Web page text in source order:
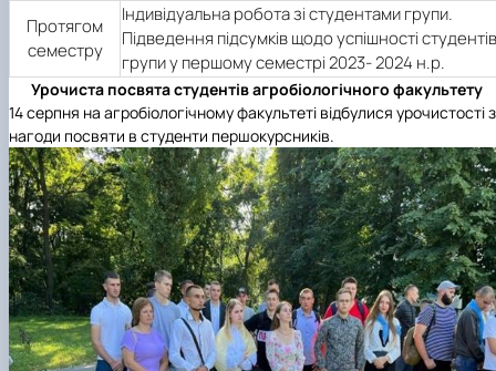
Протягом
семестру
Індивідуальна робота зі студентами групи.
Підведення підсумків щодо успішності студентів
групи у першому семестрі 2023- 2024 н.р.
Урочиста посвята студентів агробіологічного факультету
14 серпня на агробіологічному факультеті відбулися урочистості з
нагоди посвяти в студенти першокурсників.